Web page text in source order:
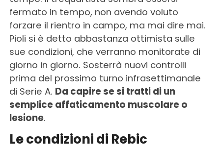
fermato in tempo, non avendo voluto
forzare il rientro in campo, ma mai dire mai.
Pioli si è detto abbastanza ottimista sulle
sue condizioni, che verranno monitorate di
giorno in giorno. Sosterrà nuovi controlli
prima del prossimo turno infrasettimanale
di Serie A. Da capire se si tratti di un
semplice affaticamento muscolare o
lesione.
Le condizioni di Rebic